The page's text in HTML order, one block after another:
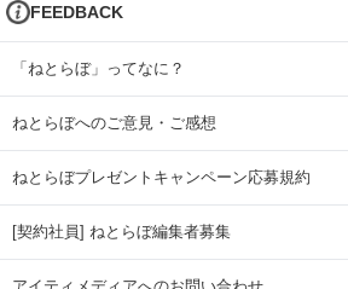
FEEDBACK
「ねとらぼ」ってなに？
ねとらぼへのご意見・ご感想
ねとらぼプレゼントキャンペーン応募規約
[契約社員] ねとらぼ編集者募集